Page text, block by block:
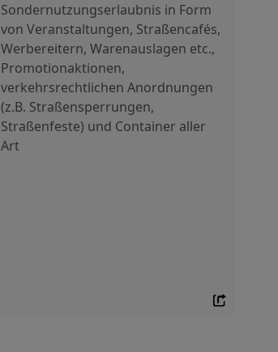
Sondernutzungserlaubnis in Form
von Veranstaltungen, Straßencafés,
Werbereitern, Warenauslagen etc.,
Promotionaktionen,
verkehrsrechtlichen Anordnungen
(z.B. Straßensperrungen,
Straßenfeste) und Container aller
Art